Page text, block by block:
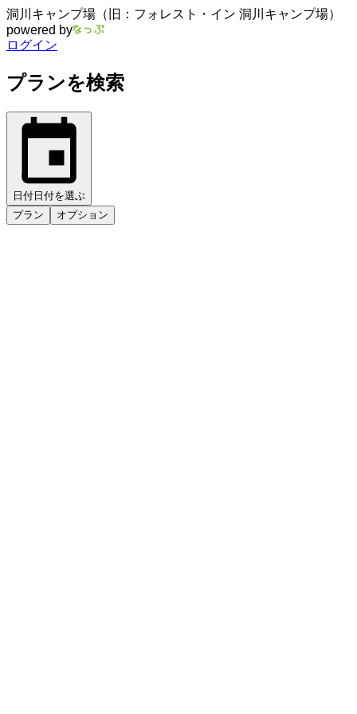
洞川キャンプ場（旧：フォレスト・イン 洞川キャンプ場）
powered by
ログイン
プランを検索
日付 日付を選ぶ
プラン
オプション